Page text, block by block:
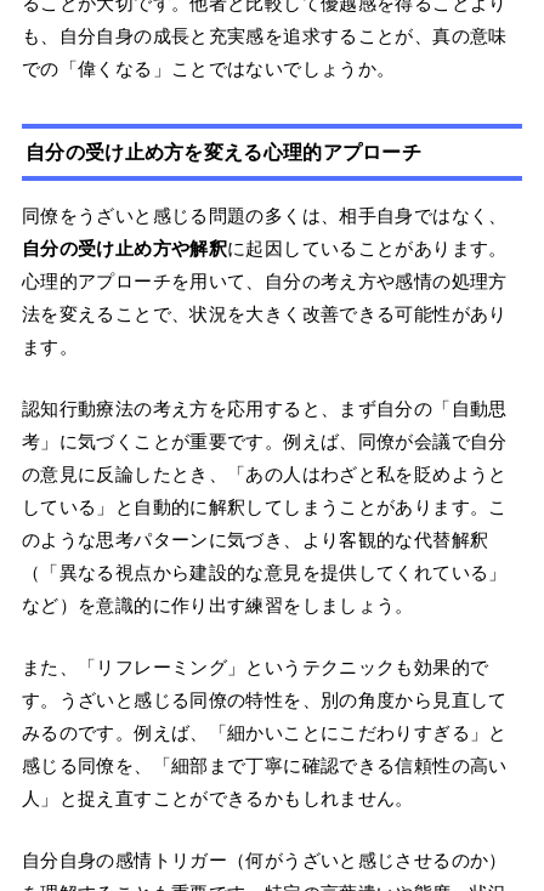
も、自分自身の成長と充実感を追求することが、真の意味
での「偉くなる」ことではないでしょうか。
自分の受け止め方を変える心理的アプローチ
同僚をうざいと感じる問題の多くは、相手自身ではなく、
自分の受け止め方や解釈に起因していることがあります。
心理的アプローチを用いて、自分の考え方や感情の処理方
法を変えることで、状況を大きく改善できる可能性があり
ます。
認知行動療法の考え方を応用すると、まず自分の「自動思
考」に気づくことが重要です。例えば、同僚が会議で自分
の意見に反論したとき、「あの人はわざと私を貶めようと
している」と自動的に解釈してしまうことがあります。こ
のような思考パターンに気づき、より客観的な代替解釈
（「異なる視点から建設的な意見を提供してくれている」
など）を意識的に作り出す練習をしましょう。
また、「リフレーミング」というテクニックも効果的で
す。うざいと感じる同僚の特性を、別の角度から見直して
みるのです。例えば、「細かいことにこだわりすぎる」と
感じる同僚を、「細部まで丁寧に確認できる信頼性の高い
人」と捉え直すことができるかもしれません。
自分自身の感情トリガー（何がうざいと感じさせるのか）